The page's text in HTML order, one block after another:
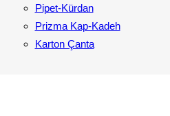
Pipet-Kürdan
Prizma Kap-Kadeh
Karton Çanta